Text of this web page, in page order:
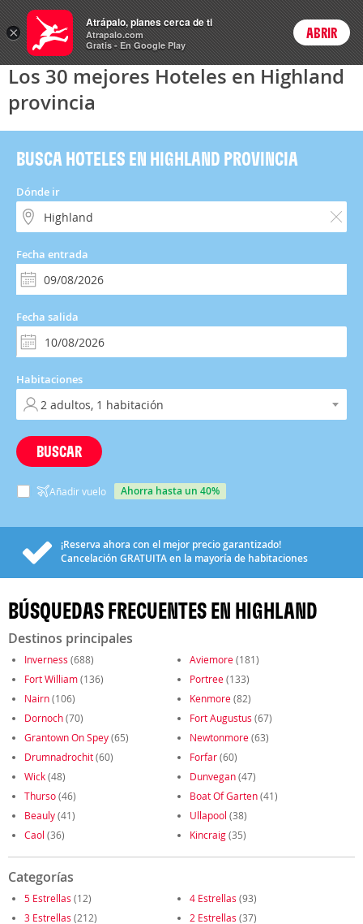
Hoteles Login
Los 30 mejores Hoteles en Highland
provincia
BUSCA HOTELES EN HIGHLAND PROVINCIA
Dónde ir
Fecha entrada
Fecha salida
Habitaciones
BUSCAR
Añadir vuelo ahorra hasta un 40%
¡Reserva ahora con el mejor precio garantizado!
Cancelación GRATUITAen la mayoría de habitaciones
BÚSQUEDAS FRECUENTES EN HIGHLAND
Destinos principales
Inverness (688) Aviemore(181)
Fort William(136) Portree(133)
Nairn(106) Kenmore(82)
Dornoch(70) Fort Augustus (67)
Grantown On Spey(65) Newtonmore(63)
Drumnadrochit(60) Forfar(60)
Wick(48) Dunvegan(47)
Thurso(46) Boat Of Garten(41)
Beauly(41) Ullapool (38)
Caol (36) Kincraig(35)
Categorías
5 Estrellas (12) 4 Estrellas (93)
3 Estrellas (212) 2 Estrellas (37)
×
Atrápalo, planes cerca de ti
Atrapalo.com
Gratis - En Google Play
ABRIR